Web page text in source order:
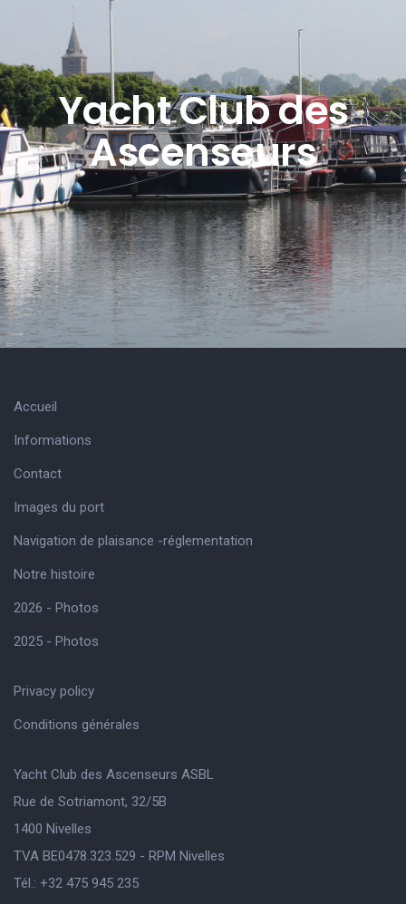
Yacht Club des
Ascenseurs
Accueil
Informations
Contact
Images du port
Navigation de plaisance -réglementation
Notre histoire
2026 - Photos
2025 - Photos
Privacy policy
Conditions générales
Yacht Club des Ascenseurs ASBL
Rue de Sotriamont, 32/5B
1400 Nivelles
TVA BE0478.323.529 - RPM Nivelles
Tél.: +32 475 945 235